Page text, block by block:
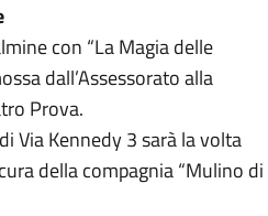
con “La Magia delle
dall’Assessorato alla
Prova.
Via Kennedy 3 sarà la volta
della compagnia “Mulino di